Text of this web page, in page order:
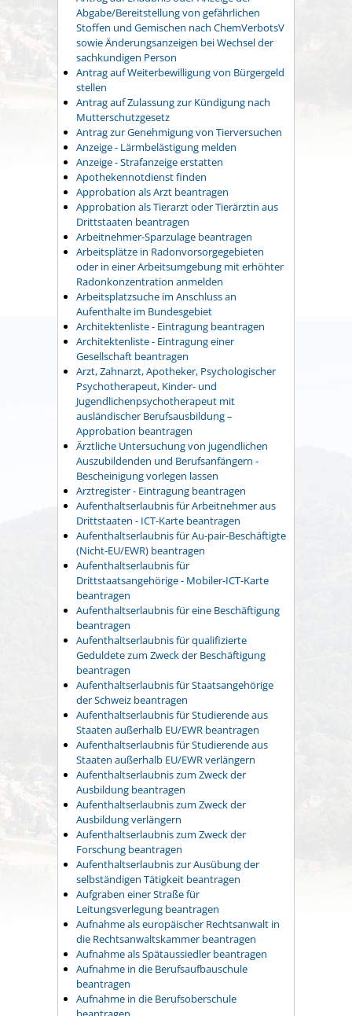
Abgabe/Bereitstellung von gefährlichen
Stoffen und Gemischen nach ChemVerbotsV
sowie Änderungsanzeigen bei Wechsel der
sachkundigen Person
Antrag auf Weiterbewilligung von Bürgergeld
stellen
Antrag auf Zulassung zur Kündigung nach
Mutterschutzgesetz
Antrag zur Genehmigung von Tierversuchen
Anzeige - Lärmbelästigung melden
Anzeige - Strafanzeige erstatten
Apothekennotdienst finden
Approbation als Arzt beantragen
Approbation als Tierarzt oder Tierärztin aus
Drittstaaten beantragen
Arbeitnehmer-Sparzulage beantragen
Arbeitsplätze in Radonvorsorgegebieten
oder in einer Arbeitsumgebung mit erhöhter
Radonkonzentration anmelden
Arbeitsplatzsuche im Anschluss an
Aufenthalte im Bundesgebiet
Architektenliste - Eintragung beantragen
Architektenliste - Eintragung einer
Gesellschaft beantragen
Arzt, Zahnarzt, Apotheker, Psychologischer
Psychotherapeut, Kinder- und
Jugendlichenpsychotherapeut mit
ausländischer Berufsausbildung –
Approbation beantragen
Ärztliche Untersuchung von jugendlichen
Auszubildenden und Berufsanfängern -
Bescheinigung vorlegen lassen
Arztregister - Eintragung beantragen
Aufenthaltserlaubnis für Arbeitnehmer aus
Drittstaaten - ICT-Karte beantragen
Aufenthaltserlaubnis für Au-pair-Beschäftigte
(Nicht-EU/EWR) beantragen
Aufenthaltserlaubnis für
Drittstaatsangehörige - Mobiler-ICT-Karte
beantragen
Aufenthaltserlaubnis für eine Beschäftigung
beantragen
Aufenthaltserlaubnis für qualifizierte
Geduldete zum Zweck der Beschäftigung
beantragen
Aufenthaltserlaubnis für Staatsangehörige
der Schweiz beantragen
Aufenthaltserlaubnis für Studierende aus
Staaten außerhalb EU/EWR beantragen
Aufenthaltserlaubnis für Studierende aus
Staaten außerhalb EU/EWR verlängern
Aufenthaltserlaubnis zum Zweck der
Ausbildung beantragen
Aufenthaltserlaubnis zum Zweck der
Ausbildung verlängern
Aufenthaltserlaubnis zum Zweck der
Forschung beantragen
Aufenthaltserlaubnis zur Ausübung der
selbständigen Tätigkeit beantragen
Aufgraben einer Straße für
Leitungsverlegung beantragen
Aufnahme als europäischer Rechtsanwalt in
die Rechtsanwaltskammer beantragen
Aufnahme als Spätaussiedler beantragen
Aufnahme in die Berufsaufbauschule
beantragen
Aufnahme in die Berufsoberschule